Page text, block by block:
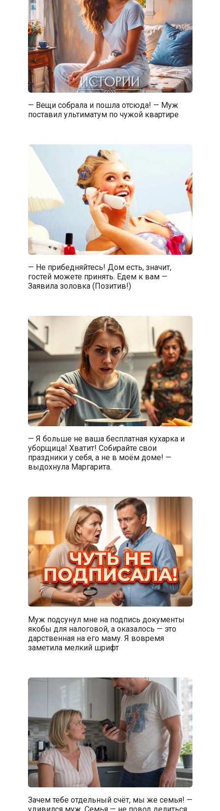
— Вещи собрала и пошла отсюда! — Муж
поставил ультиматум по чужой квартире
— Не прибедняйтесь! Дом есть, значит,
гостей можете принять. Едем к вам —
Заявила золовка (Позитив!)
— Я больше не ваша бесплатная кухарка и
уборщица! Хватит! Собирайте свои
праздники у себя, а не в моём доме! —
выдохнула Маргарита.
Муж подсунул мне на подпись документы
якобы для налоговой, а оказалось — это
дарственная на его маму. Я вовремя
заметила мелкий шрифт
Зачем тебе отдельный счёт, мы же семья! —